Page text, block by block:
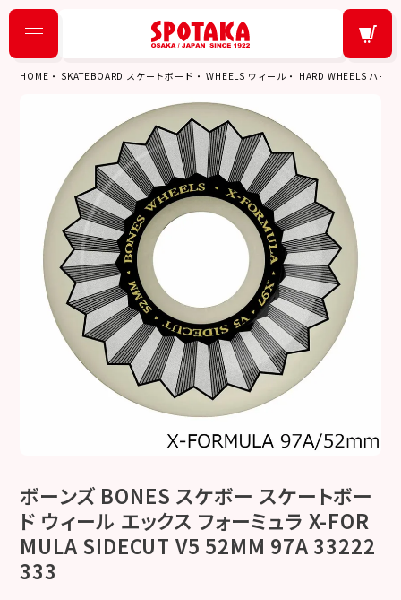
HOME SKATEBOARD スケートボード WHEELS ウィール HARD WHEELS ハー
ボーンズ BONES スケボー スケートボー
ド ウィール エックス フォーミュラ X-FOR
MULA SIDECUT V5 52MM 97A 33222
333